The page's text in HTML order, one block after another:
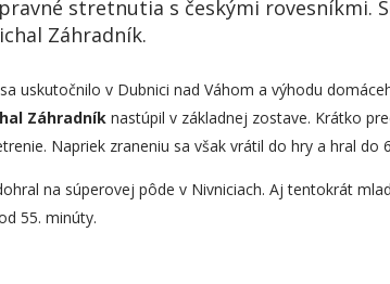
stretnutia s českými rovesníkmi.
Záhradník.
uskutočnilo v Dubnici nad Váhom a výhodu
Záhradník nastúpil v základnej zostave. Krátko
Napriek zraneniu sa však vrátil do hry a hral do
na súperovej pôde v Nivniciach. Aj tentokrát
55. minúty.